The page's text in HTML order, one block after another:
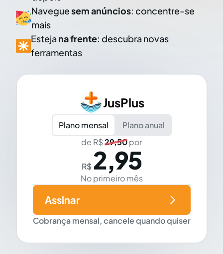
Naveguesem anúncios: concentre-se
mais
Esteja na frente: descubra novas
ferramentas
JusPlus
Plano mensal
Plano anual
de R$29,50por
R$ 2,95
No primeiro mês
Cobrança mensal, cancele quando quiser
Assinar